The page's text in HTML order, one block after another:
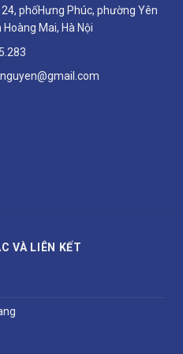
phốHưng Phúc, phường Yên
Hoàng Mai, Hà Nội
VÀ LIÊN KẾT